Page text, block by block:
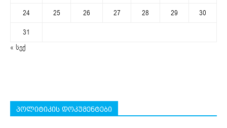
24
25 26 27 28 29
30
31
« სექ
პოლიტიკის დოკუმენტები